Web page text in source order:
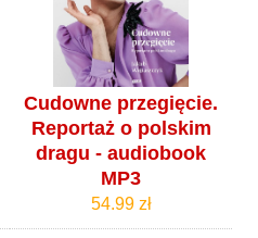
Cudowne przegięcie.
Reportaż o polskim
dragu - audiobook
MP3
54.99 zł